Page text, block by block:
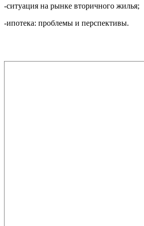
-cитуация на рынке вторичного жилья;
-ипотека: проблемы и перспективы.